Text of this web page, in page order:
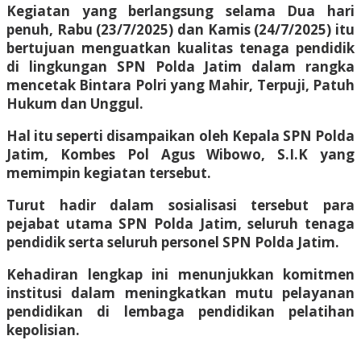
Kegiatan yang berlangsung selama Dua hari
penuh, Rabu (23/7/2025) dan Kamis (24/7/2025) itu
bertujuan menguatkan kualitas tenaga pendidik
di lingkungan SPN Polda Jatim dalam rangka
mencetak Bintara Polri yang Mahir, Terpuji, Patuh
Hukum dan Unggul.
Hal itu seperti disampaikan oleh Kepala SPN Polda
Jatim, Kombes Pol Agus Wibowo, S.I.K yang
memimpin kegiatan tersebut.
Turut hadir dalam sosialisasi tersebut para
pejabat utama SPN Polda Jatim, seluruh tenaga
pendidik serta seluruh personel SPN Polda Jatim.
Kehadiran lengkap ini menunjukkan komitmen
institusi dalam meningkatkan mutu pelayanan
pendidikan di lembaga pendidikan pelatihan
kepolisian.